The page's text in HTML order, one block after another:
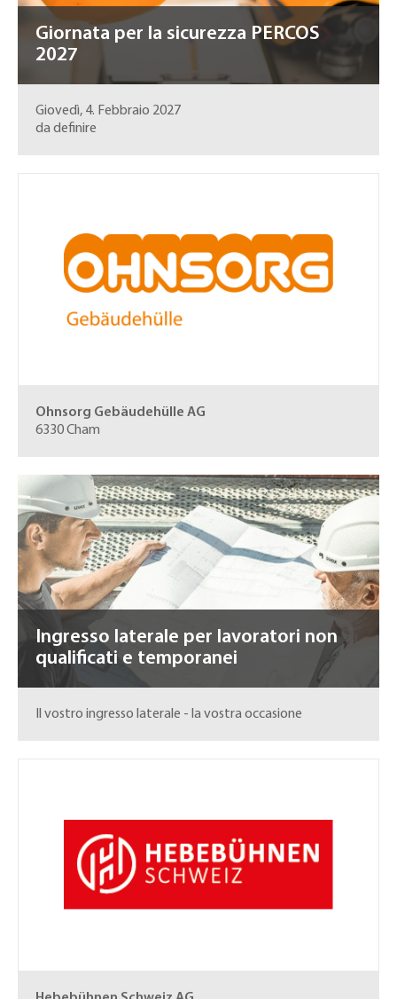
Giornata per la sicurezza PERCOS
2027
Giovedì, 4. Febbraio 2027
da definire
Ohnsorg Gebäudehülle AG
6330 Cham
Ingresso laterale per lavoratori non
qualificati e temporanei
Il vostro ingresso laterale - la vostra occasione